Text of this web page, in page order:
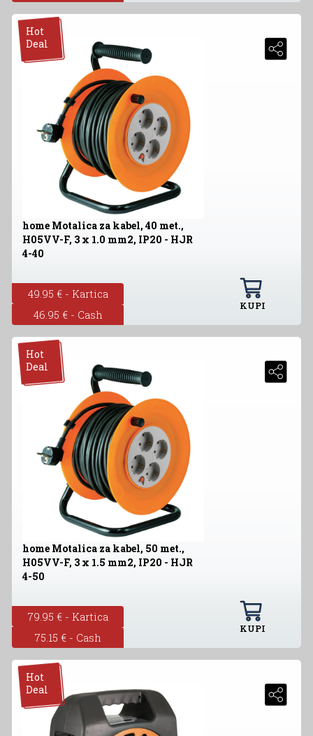
Hot
Deal
home Motalica za kabel, 40 met.,
H05VV-F, 3 x 1.0 mm2, IP20 - HJR
4-40
49.95 € - Kartica
46.95 € - Cash
KUPI
Hot
Deal
home Motalica za kabel, 50 met.,
H05VV-F, 3 x 1.5 mm2, IP20 - HJR
4-50
79.95 € - Kartica
75.15 € - Cash
KUPI
Hot
Deal